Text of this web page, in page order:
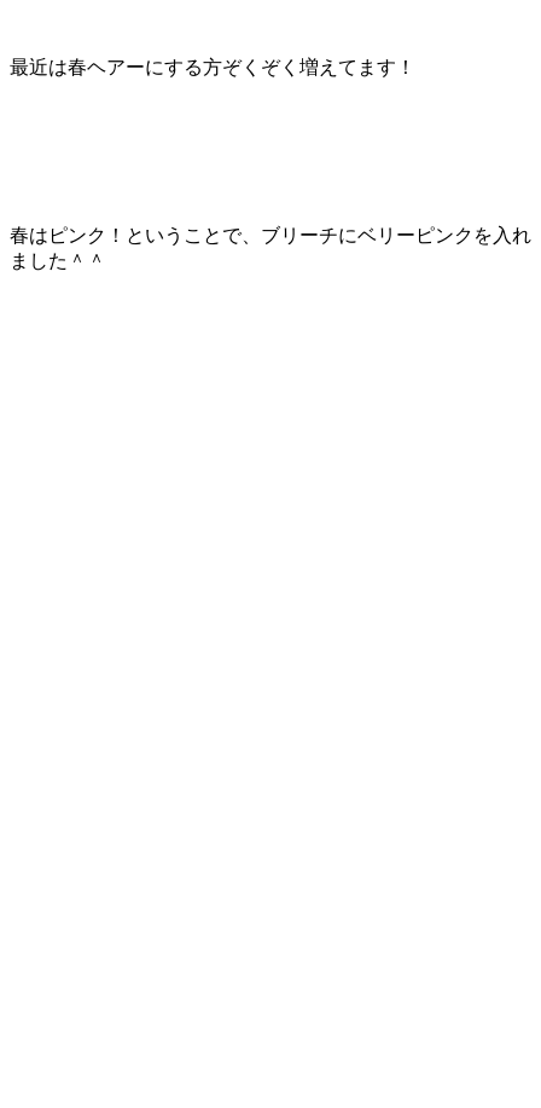
最近は春ヘアーにする方ぞくぞく増えてます！
春はピンク！ということで、ブリーチにベリーピンクを入れ
ました＾＾